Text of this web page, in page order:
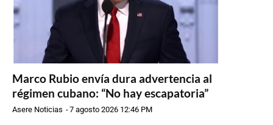
Marco Rubio envía dura advertencia al
régimen cubano: “No hay escapatoria”
Asere Noticias -7 agosto 2026 12:46 PM